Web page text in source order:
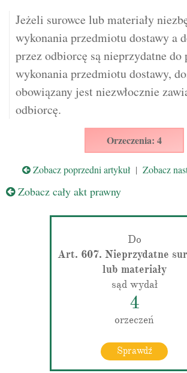
Jeżeli surowce lub materiały
wykonania przedmiotu dostawy a
przez odbiorcę są nieprzydatne do
wykonania przedmiotu dostawy,
obowiązany jest niezwłocznie
odbiorcę.
Orzeczenia: 4
Zobacz poprzedni artykuł | Zobacz
Zobacz cały akt prawny
Do
Art. 607. Nieprzydatne
lub materiały
sąd wydał
4
orzeczeń
Sprawdź